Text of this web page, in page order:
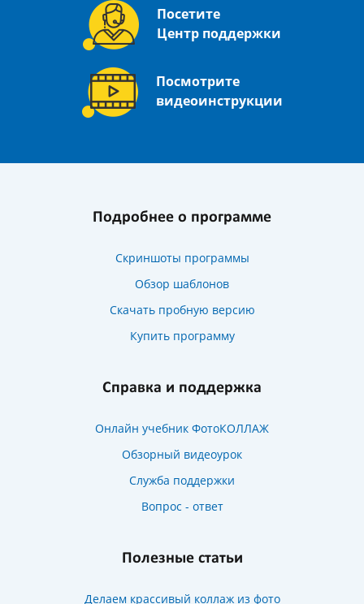
Посетите
Центр поддержки
Посмотрите
видеоинструкции
Подробнее о программе
Скриншоты программы
Обзор шаблонов
Скачать пробную версию
Купить программу
Справка и поддержка
Онлайн учебник ФотоКОЛЛАЖ
Обзорный видеоурок
Служба поддержки
Вопрос - ответ
Полезные статьи
Делаем крассивый коллаж из фото